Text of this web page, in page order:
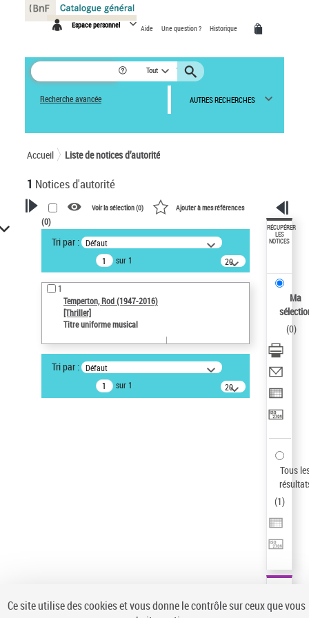
Espace personnel Aide Une question ? Historique
Tout
Recherche avancée AUTRES RECHERCHES
Accueil Liste de notices d’autorité
1 Notices d'autorité
VOTRE RECHERCHE
Recherche avancée dans les
notices d’autorité
Œuvres liées à l'auteur :
Temperton, Rod (1947-2016)
Statut de la notice d’autorité
Notice élémentaire
Auteur d’œuvre
Voir la sélection (0) Ajouter à mes références
(0)
Tri par : Défaut
sur 1
20
résultats/page
1
Temperton, Rod (1947-2016)
[Thriller]
Titre uniforme musical
Tri par : Défaut
sur 1
20
résultats/page
RÉCUPÉRER
LES
NOTICES
Ma
(0)
Tous
(1)
Panneau de gestion des cookies
Ce site utilise des cookies et vous donne le contrôle sur ceux que vous